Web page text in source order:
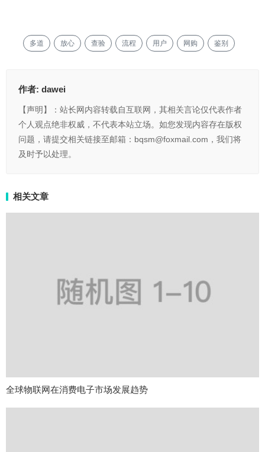
多道 放心 查验 流程 用户 网购 鉴别
作者: dawei
【声明】：站长网内容转载自互联网，其相关言论仅代表作者
个人观点绝非权威，不代表本站立场。如您发现内容存在版权
问题，请提交相关链接至邮箱：bqsm@foxmail.com，我们将
及时予以处理。
相关文章
全球物联网在消费电子市场发展趋势